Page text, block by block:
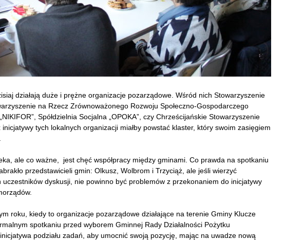
działają duże i prężne organizacje pozarządowe. Wśród nich Stowarzyszenie
na Rzecz Zrównoważonego Rozwoju Społeczno-Gospodarczego
Spółdzielnia Socjalna „OPOKA”, czy Chrześcijańskie Stowarzyszenie
inicjatywy tych lokalnych organizacji miałby powstać klaster, który swoim zasięgiem
ale co ważne, jest chęć współpracy między gminami. Co prawda na spotkaniu
przedstawicieli gmin: Olkusz, Wolbrom i Trzyciąż, ale jeśli wierzyć
uczestników dyskusji, nie powinno być problemów z przekonaniem do inicjatywy
roku, kiedy to organizacje pozarządowe działające na terenie Gminy Klucze
spotkaniu przed wyborem Gminnej Rady Działalności Pożytku
podziału zadań, aby umocnić swoją pozycję, mając na uwadze nową